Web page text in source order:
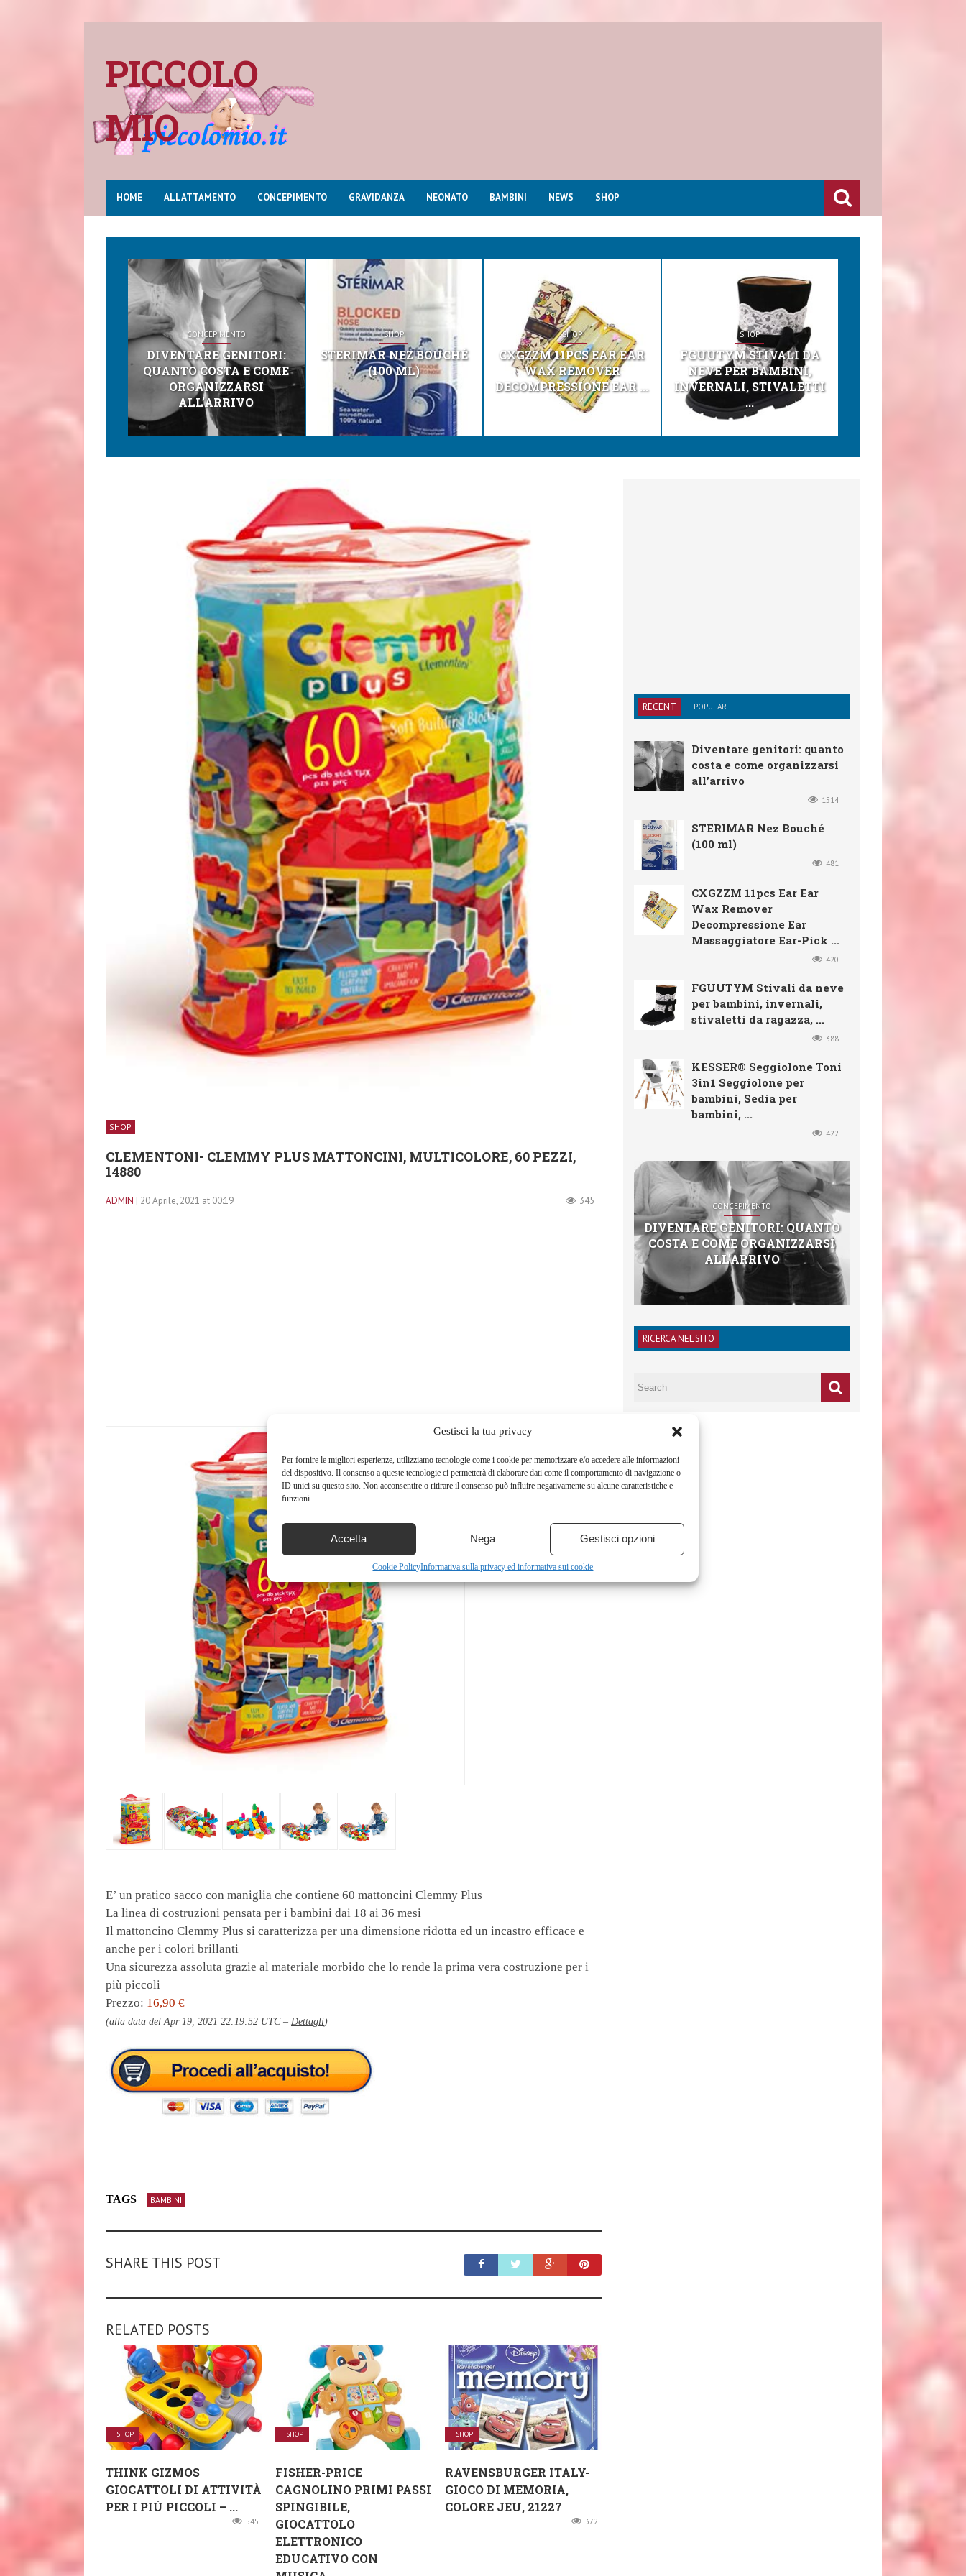
Gestisci la tua privacy
Per fornire le migliori esperienze, utilizziamo tecnologie come i cookie per memorizzare e/o accedere alle informazioni
del dispositivo. Il consenso a queste tecnologie ci permetterà di elaborare dati come il comportamento di navigazione o
ID unici su questo sito. Non acconsentire o ritirare il consenso può influire negativamente su alcune caratteristiche e
funzioni.
Accetta Nega Gestisci opzioni
Cookie PolicyInformativa sulla privacy ed informativa sui cookie
PICCOLO
MIO
HOME ALLATTAMENTO CONCEPIMENTO GRAVIDANZA NEONATO BAMBINI NEWS SHOP
CONCEPIMENTO
DIVENTARE GENITORI:
QUANTO COSTA E COME
ORGANIZZARSI
ALL’ARRIVO
SHOP
STERIMAR NEZ BOUCHÉ
(100 ML)
SHOP
CXGZZM 11PCS EAR EAR
WAX REMOVER
DECOMPRESSIONE EAR ...
SHOP
FGUUTYM STIVALI DA
NEVE PER BAMBINI,
INVERNALI, STIVALETTI
...
SHOP
CLEMENTONI- CLEMMY PLUS MATTONCINI, MULTICOLORE, 60 PEZZI,
14880
ADMIN | 20 Aprile, 2021 at 00:19 345
E’ un pratico sacco con maniglia che contiene 60 mattoncini Clemmy Plus
La linea di costruzioni pensata per i bambini dai 18 ai 36 mesi
Il mattoncino Clemmy Plus si caratterizza per una dimensione ridotta ed un incastro efficace e
anche per i colori brillanti
Una sicurezza assoluta grazie al materiale morbido che lo rende la prima vera costruzione per i
più piccoli
Prezzo: 16,90 €
(alla data del Apr 19, 2021 22:19:52 UTC – Dettagli)
TAGS BAMBINI
SHARE THIS POST
RELATED POSTS
SHOP
THINK GIZMOS
GIOCATTOLI DI ATTIVITÀ
PER I PIÙ PICCOLI – ...
545
SHOP
FISHER-PRICE
CAGNOLINO PRIMI PASSI
SPINGIBILE,
GIOCATTOLO
ELETTRONICO
EDUCATIVO CON
SHOP
RAVENSBURGER ITALY-
GIOCO DI MEMORIA,
COLORE JEU, 21227
372
RECENT POPULAR
Diventare genitori: quanto
costa e come organizzarsi
all’arrivo
1514
STERIMAR Nez Bouché
(100 ml)
481
CXGZZM 11pcs Ear Ear
Wax Remover
Decompressione Ear
Massaggiatore Ear-Pick ...
420
FGUUTYM Stivali da neve
per bambini, invernali,
stivaletti da ragazza, ...
388
KESSER® Seggiolone Toni
3in1 Seggiolone per
bambini, Sedia per
bambini, ...
422
CONCEPIMENTO
DIVENTARE GENITORI: QUANTO
COSTA E COME ORGANIZZARSI
ALL’ARRIVO
RICERCA NEL SITO